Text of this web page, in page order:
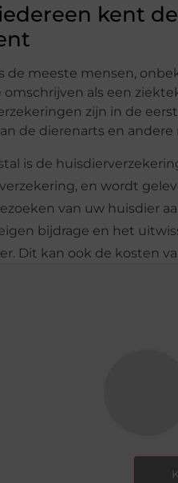
kent
de meeste mensen,
als een
zijn in de
de dierenarts en
is de
en wordt
van uw huisdier
bijdrage en het
Dit kan ook de kosten